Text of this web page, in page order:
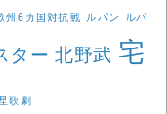
州6カ国対抗戦 ルパン ルパ
ター 北野武 宅
歌劇